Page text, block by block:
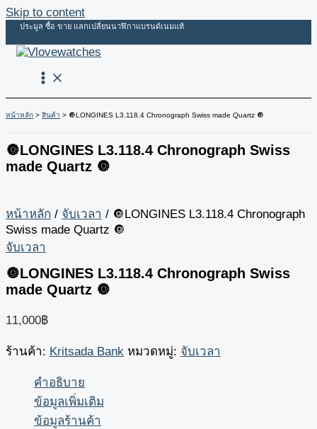
Skip to content
ประมูล ซื้อ ขาย แลกเปลี่ยนนาฬิกาแบรนด์เนมแท้
หน้าหลัก สินค้า 🔘LONGINES L3.118.4 Chronograph Swiss made Quartz 🔘
🔘LONGINES L3.118.4 Chronograph Swiss
made Quartz 🔘
หน้าหลัก / จับเวลา / 🔘LONGINES L3.118.4 Chronograph
Swiss made Quartz 🔘
จับเวลา
🔘LONGINES L3.118.4 Chronograph Swiss
made Quartz 🔘
11,000฿
ร้านค้า: Kritsada Bank หมวดหมู่: จับเวลา
คำอธิบาย
ข้อมูลเพิ่มเติม
ข้อมูลร้านค้า